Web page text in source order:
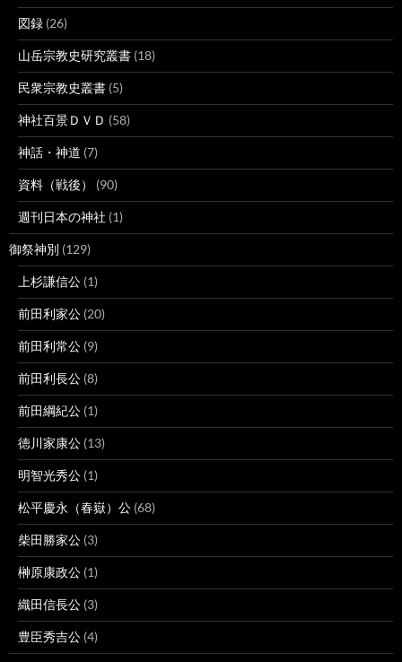
図録 (26)
山岳宗教史研究叢書 (18)
民衆宗教史叢書 (5)
神社百景ＤＶＤ (58)
神話・神道 (7)
資料（戦後） (90)
週刊日本の神社 (1)
御祭神別 (129)
上杉謙信公 (1)
前田利家公 (20)
前田利常公 (9)
前田利長公 (8)
前田綱紀公 (1)
徳川家康公 (13)
明智光秀公 (1)
松平慶永（春嶽）公 (68)
柴田勝家公 (3)
榊原康政公 (1)
織田信長公 (3)
豊臣秀吉公 (4)